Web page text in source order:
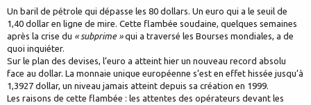
Un baril de pétrole qui dépasse les 80 dollars. Un euro qui a le seuil de
1,40 dollar en ligne de mire. Cette flambée soudaine, quelques semaines
après la crise du « subprime »qui a traversé les Bourses mondiales, a de
quoi inquiéter.
Sur le plan des devises, l’euro a atteint hier un nouveau record absolu
face au dollar. La monnaie unique européenne s’est en effet hissée jusqu’à
1,3927 dollar, un niveau jamais atteint depuis sa création en 1999.
Les raisons de cette flambée : les attentes des opérateurs devant les